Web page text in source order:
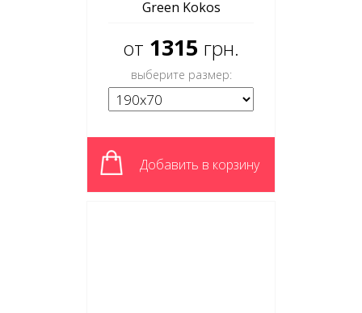
Green Kokos
от 1315 грн.
выберите размер:
Добавить в корзину